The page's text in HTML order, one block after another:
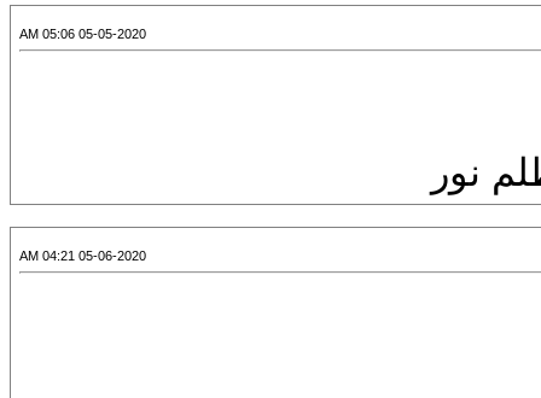
05-05-2020 05:06 AM
نور
05-06-2020 04:21 AM